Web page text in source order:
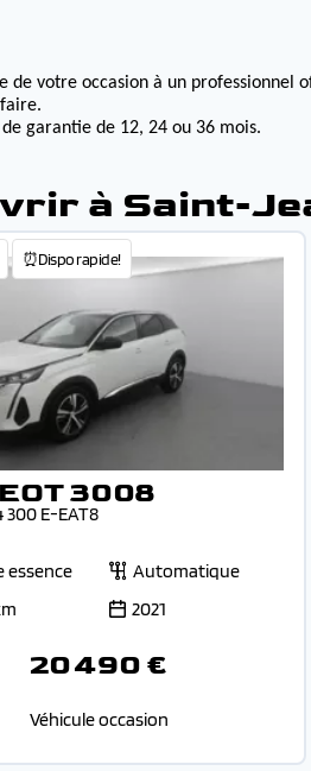
de votre occasion à un
garantie de 12, 24 ou 36 mois.
à Saint-
⏰Dispo rapide!
3008
300 E-EAT8
essence
Automatique
2021
20 490 €
Véhicule occasion